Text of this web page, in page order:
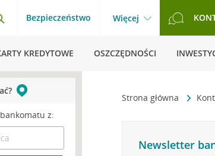
Bezpieczeństwo Więcej
KREDYTOWE OSZCZĘDNOŚCI
Strona główna
Newsletter
z: